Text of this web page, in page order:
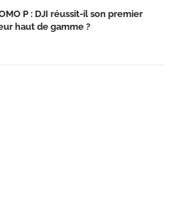
P : DJI réussit-il son premier
haut de gamme ?